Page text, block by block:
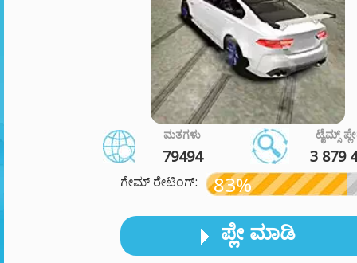
ಮತಗಳು
79494
ಟೈಮ್ಸ್
3 879
ಗೇಮ್ ರೇಟಿಂಗ್: 83%
ಪ್ಲೇ ಮಾಡಿ